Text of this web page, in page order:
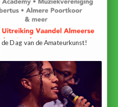
Dag van de Amateurkunst!